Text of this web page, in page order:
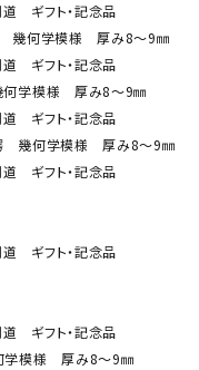
ギフト・記念品
幾何学模様 厚み8～9㎜
ギフト・記念品
学模様 厚み8～9㎜
ギフト・記念品
幾何学模様 厚み8～9㎜
ギフト・記念品
ギフト・記念品
ギフト・記念品
学模様 厚み8～9㎜